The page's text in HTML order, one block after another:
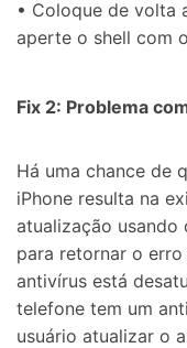
• Coloque de volta
aperte o shell com
Fix 2: Problema
Há uma chance de
iPhone resulta na
atualização usando
para retornar o
antivírus está
telefone tem um
usuário atualizar o